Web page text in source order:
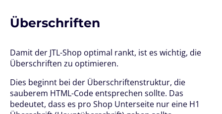
Überschriften
Damit der JTL-Shop optimal rankt, ist es wichtig, die
Überschriften zu optimieren.
Dies beginnt bei der Überschriftenstruktur, die
sauberem HTML-Code entsprechen sollte. Das
bedeutet, dass es pro Shop Unterseite nur eine H1